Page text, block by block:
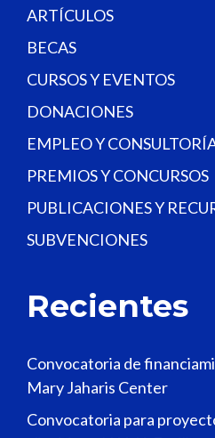
.
ARTÍCULOS
BECAS
CURSOS Y EVENTOS
DONACIONES
EMPLEO Y
PREMIOS Y CONCURSOS
PUBLICACIONES Y
SUBVENCIONES
Recientes
Convocatoria de
Mary Jaharis Center
Convocatoria para